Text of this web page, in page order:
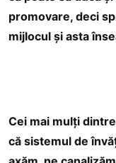
promovare, deci
mijlocul și asta
Cei mai mulți
că sistemul de